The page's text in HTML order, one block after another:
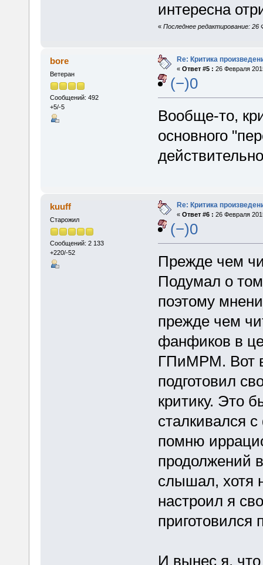
интересна
« Последнее редактирование: 26
bore
Ветеран
Сообщений: 492
+5/-5
Re: Критика
« Ответ #5 : 26 Февраля
(−)0
Вообще-то,
основного
kuuff
Старожил
Сообщений: 2 133
+220/-52
Re: Критика
« Ответ #6 : 26 Февраля
(−)0
Прежде чем
Подумал о
поэтому
прежде чем
фанфиков в
ГПиМРМ. Вот
подготовил
критику. Это
сталкивался
помню
продолжений
слышал, хотя
настроил я
приготовился
И вынес я,